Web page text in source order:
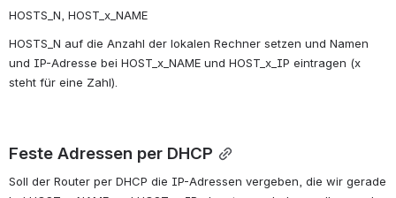
HOSTS_N, HOST_x_NAME
HOSTS_N auf die Anzahl der lokalen Rechner setzen und Namen
und IP-Adresse bei HOST_x_NAME und HOST_x_IP eintragen (x
steht für eine Zahl).
Feste Adressen per DHCP
Soll der Router per DHCP die IP-Adressen vergeben, die wir gerade